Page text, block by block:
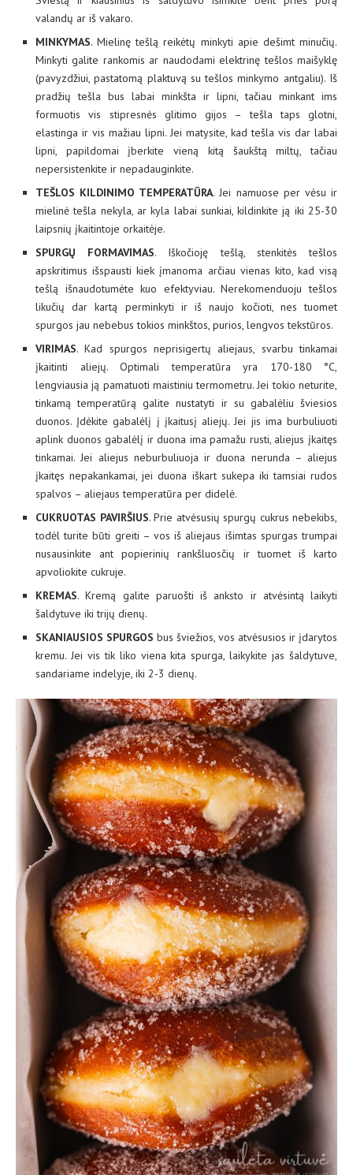
valandų ar iš vakaro.
MINKYMAS. Mielinę tešlą reikėtų minkyti apie dešimt minučių.
Minkyti galite rankomis ar naudodami elektrinę tešlos maišyklę
(pavyzdžiui, pastatomą plaktuvą su tešlos minkymo antgaliu). Iš
pradžių tešla bus labai minkšta ir lipni, tačiau minkant ims
formuotis vis stipresnės glitimo gijos – tešla taps glotni,
elastinga ir vis mažiau lipni. Jei matysite, kad tešla vis dar labai
lipni, papildomai įberkite vieną kitą šaukštą miltų, tačiau
nepersistenkite ir nepadauginkite.
TEŠLOS KILDINIMO TEMPERATŪRA. Jei namuose per vėsu ir
mielinė tešla nekyla, ar kyla labai sunkiai, kildinkite ją iki 25-30
laipsnių įkaitintoje orkaitėje.
SPURGŲ FORMAVIMAS. Iškočioję tešlą, stenkitės tešlos
apskritimus išspausti kiek įmanoma arčiau vienas kito, kad visą
tešlą išnaudotumėte kuo efektyviau. Nerekomenduoju tešlos
likučių dar kartą perminkyti ir iš naujo kočioti, nes tuomet
spurgos jau nebebus tokios minkštos, purios, lengvos tekstūros.
VIRIMAS. Kad spurgos neprisigertų aliejaus, svarbu tinkamai
įkaitinti aliejų. Optimali temperatūra yra 170-180 °C,
lengviausia ją pamatuoti maistiniu termometru. Jei tokio neturite,
tinkamą temperatūrą galite nustatyti ir su gabalėliu šviesios
duonos. Įdėkite gabalėlį į įkaitusį aliejų. Jei jis ima burbuliuoti
aplink duonos gabalėlį ir duona ima pamažu rusti, aliejus įkaitęs
tinkamai. Jei aliejus neburbuliuoja ir duona nerunda – aliejus
įkaitęs nepakankamai, jei duona iškart sukepa iki tamsiai rudos
spalvos – aliejaus temperatūra per didelė.
CUKRUOTAS PAVIRŠIUS. Prie atvėsusių spurgų cukrus nebekibs,
todėl turite būti greiti – vos iš aliejaus išimtas spurgas trumpai
nusausinkite ant popierinių rankšluosčių ir tuomet iš karto
apvoliokite cukruje.
KREMAS. Kremą galite paruošti iš anksto ir atvėsintą laikyti
šaldytuve iki trijų dienų.
SKANIAUSIOS SPURGOS bus šviežios, vos atvėsusios ir įdarytos
kremu. Jei vis tik liko viena kita spurga, laikykite jas šaldytuve,
sandariame indelyje, iki 2-3 dienų.